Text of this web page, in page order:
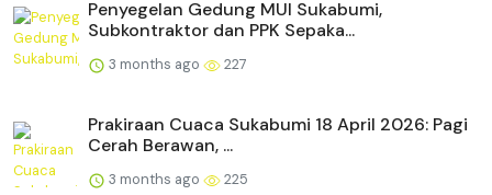
Penyegelan Gedung MUI Sukabumi,
Subkontraktor dan PPK Sepaka...
3 months ago 227
Prakiraan Cuaca Sukabumi 18 April 2026: Pagi
Cerah Berawan, ...
3 months ago 225